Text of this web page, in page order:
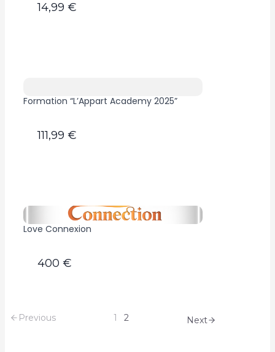
14,99 €
Formation “L’Appart Academy 2025”
111,99 €
Love Connexion
400 €
Previous 1 2 Next